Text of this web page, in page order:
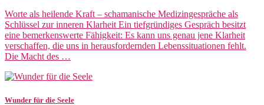
Worte als heilende Kraft – schamanische Medizingespräche als
Schlüssel zur inneren Klarheit Ein tiefgründiges Gespräch besitzt
eine bemerkenswerte Fähigkeit: Es kann uns genau jene Klarheit
verschaffen, die uns in herausfordernden Lebenssituationen fehlt.
Die Macht des …
Wunder für die Seele